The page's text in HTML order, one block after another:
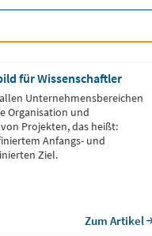
für Wissenschaftler
Unternehmensbereichen
Organisation und
Projekten, das heißt:
Anfangs- und
Ziel.
Zum Artikel